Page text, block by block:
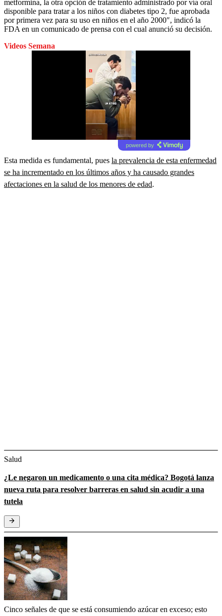
metformina, la otra opción de tratamiento administrado por vía oral
disponible para tratar a los niños con diabetes tipo 2, fue aprobada
por primera vez para su uso en niños en el año 2000″, indicó la
FDA en un comunicado de prensa con el cual anunció su decisión.
Videos Semana
powered by
Esta medida es fundamental, pues la prevalencia de esta enfermedad
se ha incrementado en los últimos años y ha causado grandes
afectaciones en la salud de los menores de edad.
Salud
¿Le negaron un medicamento o una cita médica? Bogotá lanza
nueva ruta para resolver barreras en salud sin acudir a una
tutela
Cinco señales de que se está consumiendo azúcar en exceso; esto